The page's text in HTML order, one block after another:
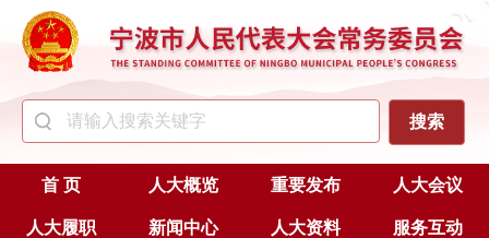
首 页 人大概览 重要发布 人大会议
人大履职 新闻中心 人大资料 服务互动